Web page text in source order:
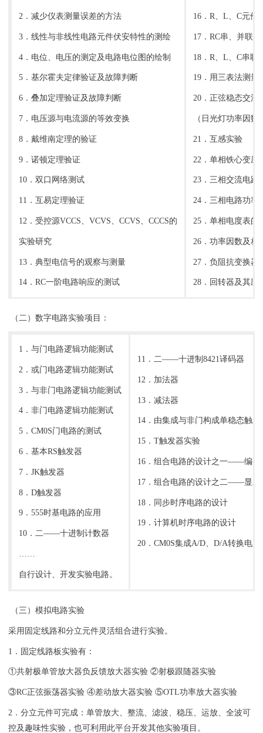
2．减少仪表测量误差的方法
3．线性与非线性电路元件伏安特性的测绘
4．电位、电压的测定及电路电位图的绘制
5．基尔霍夫定律验证及故障判断
6．叠加定理验证及故障判断
7．电压源与电流源的等效变换
8．戴维南定理的验证
9．诺顿定理验证
10．双口网络测试
11．互易定理验证
12．受控源VCCS、VCVS、CCVS、CCCS的
实验研究
13．典型电信号的观察与测量
14．RC一阶电路响应的测试
16．R、L、C元件
17．RC串、并联
18．R、L、C串联
19．用三表法测量
20．正弦稳态交流
（日光灯功率因数
21．互感实验
22．单相铁心变压
23．三相交流电路
24．三相电路功率
25．单相电度表的
26．功率因数及相
27．负阻抗变换器
28．回转器及其应
（二）数字电路实验项目：
1．与门电路逻辑功能测试
2．或门电路逻辑功能测试
3．与非门电路逻辑功能测试
4．非门电路逻辑功能测试
5．CM0S门电路的测试
6．基本RS触发器
7．JK触发器
8．D触发器
9．555时基电路的应用
10．二——十进制计数器
……
自行设计、开发实验电路。
11．二——十进制8421译码器
12．加法器
13．减法器
14．由集成与非门构成单稳态触发
15．T触发器实验
16．组合电路的设计之一——编码
17．组合电路的设计之二——显示
18．同步时序电路的设计
19．计算机时序电路的设计
20．CM0S集成A/D、D/A转换电路
（三）模拟电路实验
采用固定线路和分立元件灵活组合进行实验。
1．固定线路板实验有：
①共射极单管放大器负反馈放大器实验 ②射极跟随器实验
③RC正弦振荡器实验 ④差动放大器实验 ⑤OTL功率放大器实验
2．分立元件可完成：单管放大、整流、滤波、稳压、运放、全波可
控及趣味性实验，也可利用此平台开发其他实验项目。